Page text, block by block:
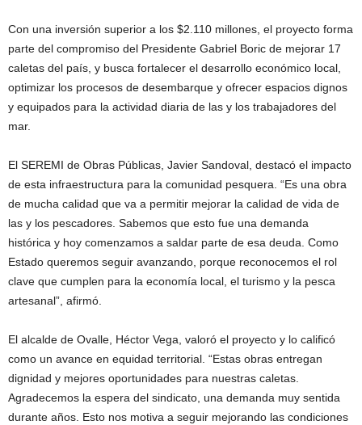
Con una inversión superior a los $2.110 millones, el proyecto forma
parte del compromiso del Presidente Gabriel Boric de mejorar 17
caletas del país, y busca fortalecer el desarrollo económico local,
optimizar los procesos de desembarque y ofrecer espacios dignos
y equipados para la actividad diaria de las y los trabajadores del
mar.
El SEREMI de Obras Públicas, Javier Sandoval, destacó el impacto
de esta infraestructura para la comunidad pesquera. “Es una obra
de mucha calidad que va a permitir mejorar la calidad de vida de
las y los pescadores. Sabemos que esto fue una demanda
histórica y hoy comenzamos a saldar parte de esa deuda. Como
Estado queremos seguir avanzando, porque reconocemos el rol
clave que cumplen para la economía local, el turismo y la pesca
artesanal”, afirmó.
El alcalde de Ovalle, Héctor Vega, valoró el proyecto y lo calificó
como un avance en equidad territorial. “Estas obras entregan
dignidad y mejores oportunidades para nuestras caletas.
Agradecemos la espera del sindicato, una demanda muy sentida
durante años. Esto nos motiva a seguir mejorando las condiciones